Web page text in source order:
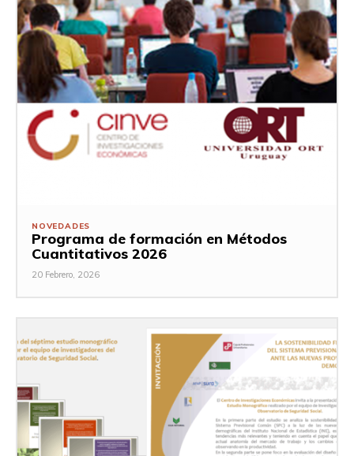
NOVEDADES
Programa de formación en Métodos
Cuantitativos 2026
20 Febrero, 2026